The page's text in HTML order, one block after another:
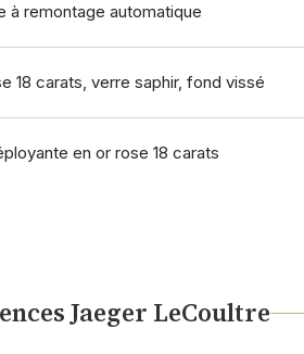
à remontage automatique
18 carats, verre saphir, fond vissé
en or rose 18 carats
Jaeger LeCoultre